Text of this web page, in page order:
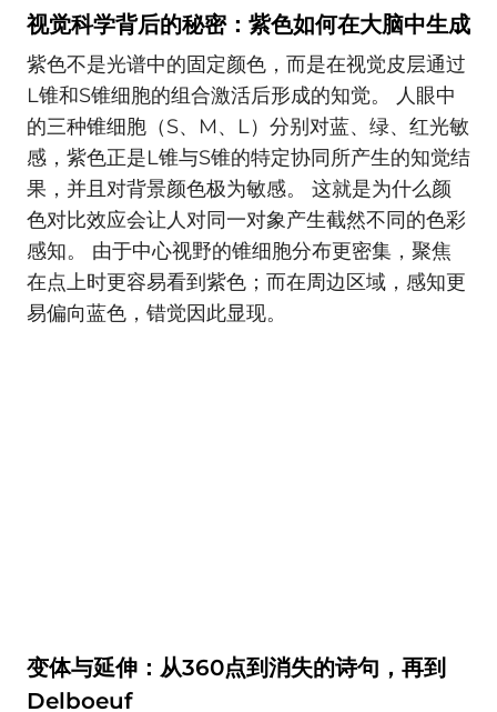
视觉科学背后的秘密：紫色如何在大脑中生成
紫色不是光谱中的固定颜色，而是在视觉皮层通过
L锥和S锥细胞的组合激活后形成的知觉。 人眼中
的三种锥细胞（S、M、L）分别对蓝、绿、红光敏
感，紫色正是L锥与S锥的特定协同所产生的知觉结
果，并且对背景颜色极为敏感。 这就是为什么颜
色对比效应会让人对同一对象产生截然不同的色彩
感知。 由于中心视野的锥细胞分布更密集，聚焦
在点上时更容易看到紫色；而在周边区域，感知更
易偏向蓝色，错觉因此显现。
变体与延伸：从360点到消失的诗句，再到
Delboeuf